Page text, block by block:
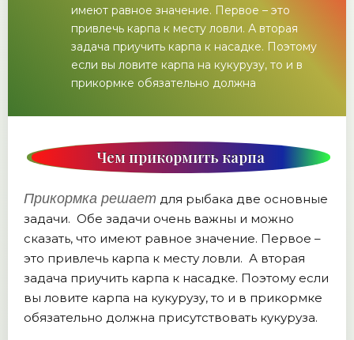
имеют равное значение. Первое – это
привлечь карпа к месту ловли. А вторая
задача приучить карпа к насадке. Поэтому
если вы ловите карпа на кукурузу, то и в
прикормке обязательно должна
Чем прикормить карпа
Прикормка решает для рыбака две основные
задачи. Обе задачи очень важны и можно
сказать, что имеют равное значение. Первое –
это привлечь карпа к месту ловли. А вторая
задача приучить карпа к насадке. Поэтому если
вы ловите карпа на кукурузу, то и в прикормке
обязательно должна присутствовать кукуруза.